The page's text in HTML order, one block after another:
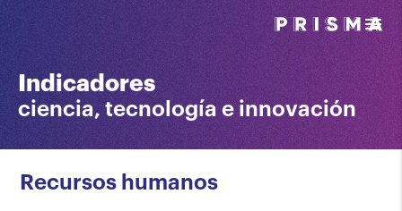
menu
Indicadores
ciencia, tecnología e innovación
Recursos humanos